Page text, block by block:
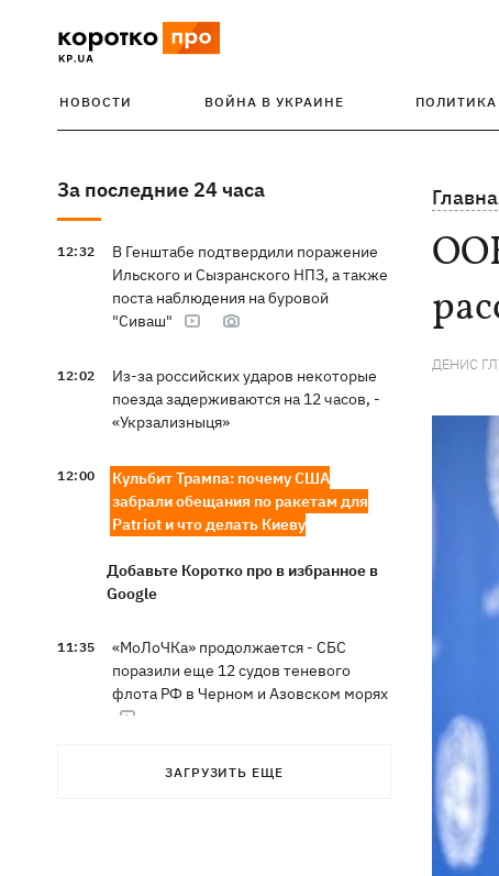
НОВОСТИ ВОЙНА В УКРАИНЕ ПОЛИТИКА
За последние 24 часа
12:32
В Генштабе подтвердили поражение
Ильского и Сызранского НПЗ, а также
поста наблюдения на буровой
"Сиваш"
12:02
Из-за российских ударов некоторые
поезда задерживаются на 12 часов, -
«Укрзализныця»
12:00
Кульбит Трампа: почему США
забрали обещания по ракетам для
Patriot и что делать Киеву
Добавьте Коротко про в избранное в
Google
11:35
«МоЛоЧКа» продолжается - СБС
поразили еще 12 судов теневого
флота РФ в Черном и Азовском морях
Свадьба Роналду: бум в аэропорту
ЗАГРУЗИТЬ ЕЩЕ
ДЕНИС